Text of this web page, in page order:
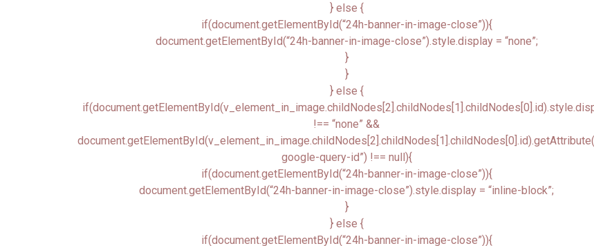
} else {
if(document.getElementById(“24h-banner-in-image-close”)){
document.getElementById(“24h-banner-in-image-close”).style.display = “none”;
}
}
} else {
!== “none” &&
google-query-id”) !== null){
if(document.getElementById(“24h-banner-in-image-close”)){
document.getElementById(“24h-banner-in-image-close”).style.display = “inline-block”;
}
} else {
if(document.getElementById(“24h-banner-in-image-close”)){